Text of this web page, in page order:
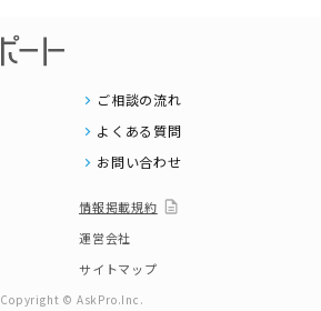
ご相談の流れ
よくある質問
お問い合わせ
情報掲載規約
運営会社
サイトマップ
Copyright © AskPro.Inc.